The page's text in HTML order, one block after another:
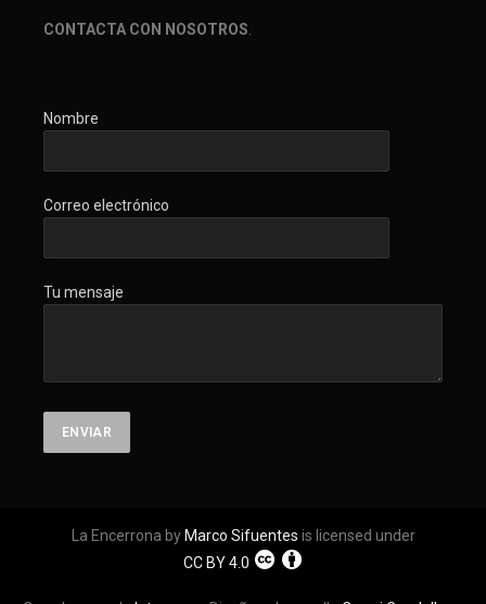
CONTACTA CON NOSOTROS
Nombre
Correo electrónico
Tu mensaje
La Encerrona by Marco Sifuentes is licensed under
CC BY 4.0